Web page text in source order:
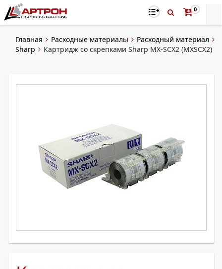
0
Главная Расходные материалы
Расходный материал
Sharp
Картридж со скрепками Sharp MX-SCX2 (MXSCX2)